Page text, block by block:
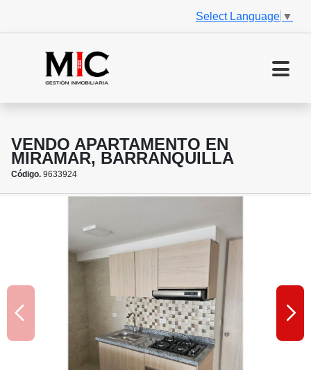
Select Language ▼
VENDO APARTAMENTO EN
MIRAMAR, BARRANQUILLA
Código. 9633924